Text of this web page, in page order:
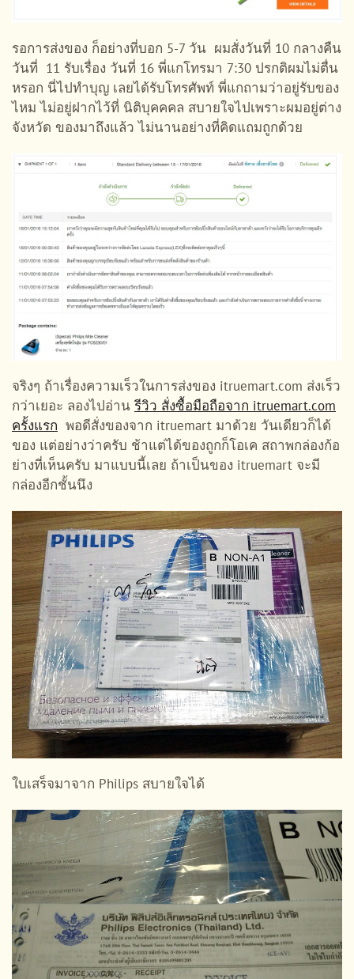
รอการส่งของ ก็อย่างที่บอก 5-7 วัน ผมสั่งวันที่ 10 กลางคืน
วันที่ 11 รับเรื่อง วันที่ 16 พี่แกโทรมา 7:30 ปรกติผมไม่ตื่น
หรอก นี่ไปทำบุญ เลยได้รับโทรศัพท์ พี่แกถามว่าอยู่รับของ
ไหม ไม่อยู่ฝากไว้ที่ นิติบุคคคล สบายใจไปเพราะผมอยู่ต่าง
จังหวัด ของมาถึงแล้ว ไม่นานอย่างที่คิดแถมถูกด้วย
จริงๆ ถ้าเรื่องความเร็วในการส่งของ itruemart.com ส่งเร็ว
กว่าเยอะ ลองไปอ่านรีวิว สั่งซื้อมือถือจาก itruemart.com
ครั้งแรก พอดีสั่งของจาก itruemart มาด้วย วันเดียวก็ได้
ของ แต่อย่างว่าครับ ช้าแต่ได้ของถูกก็โอเค สถาพกล่องก้อ
ย่างที่เห็นครับ มาแบบนี้เลย ถ้าเป็นของ itruemart จะมี
กล่องอีกชั้นนึง
ใบเสร็จมาจาก Philips สบายใจได้